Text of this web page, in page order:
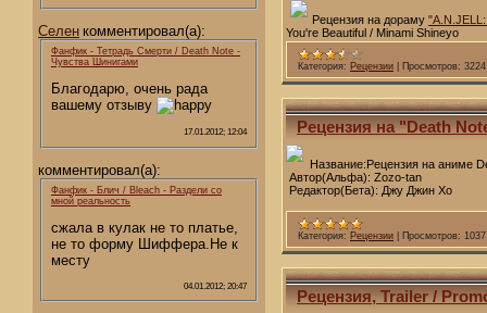
Селен комментировал(а):
Фанфик - Тетрадь Смерти / Death Note -
Чувства Шинигами
Благодарю, очень рада
вашему отзыву
17.01.2012; 12:04
комментировал(а):
Фанфик - Блич / Bleach - Раздели со
мной реальность
сжала в кулак не то платье,
не то форму Шиффера.Не к
месту
04.01.2012; 20:47
Рецензия на дораму
You're Beautiful / Minami Shineyo
Категория: Рецензии Просмотров: 3224
Рецензия на "Death
Название:Рецензия на аниме
Автор(Альфа): Zozo-tan
Редактор(Бета): Джу Джин Хо
Категория: Рецензии Просмотров: 1037
Рецензия, Trailer /